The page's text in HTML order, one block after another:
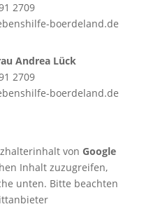
2709
boerdeland.de
Andrea Lück
2709
boerdeland.de
von Google
Inhalt zuzugreifen,
unten. Bitte beachten